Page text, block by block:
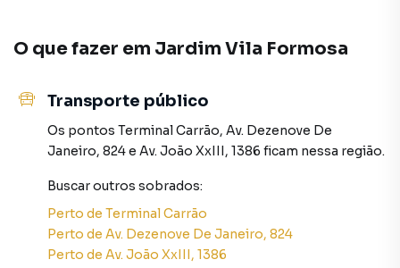
Paulo. Aqui você encontra milhares de ofertas para
vida.
Negocie seu imóvel de forma totalmente online, com
segurança e tranquilidade. Na Rocha Marqueze Imóveis
você consegue comprar ou alugar um imóvel em São Paulo
fazer tudo online, direto do seu computador ou
smartphone. Nós criamos soluções inovadoras para
simplificar a relação de proprietários, inquilinos e
O que fazer em Jardim Vila Formosa
Transporte público
Os pontos Terminal Carrão, Av. Dezenove De
Janeiro, 824e Av. João XxIII, 1386 ficam nessa região.
Buscar outros sobrados:
Perto de Terminal Carrão
Perto de Av. Dezenove De Janeiro, 824
Perto de Av. João XxIII, 1386